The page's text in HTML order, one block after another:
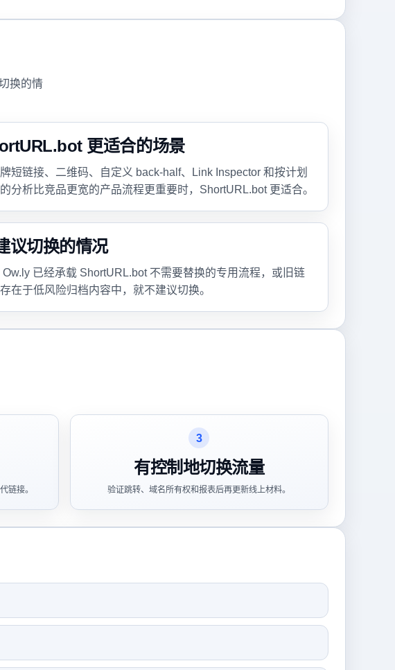
换的情
更适合的场景
短链接、二维码、自定义 back-half、Link Inspector 和按计划
分析比竞品更宽的产品流程更重要时，ShortURL.bot 更适合。
议切换的情况
Ow.ly 已经承载 ShortURL.bot 不需要替换的专用流程，或旧链
在于低风险归档内容中，就不建议切换。
链接。
3
有控制地切换流量
验证跳转、域名所有权和报表后再更新线上材料。